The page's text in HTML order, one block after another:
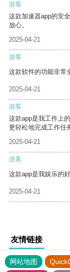
游客
这款加速器app的安
放心。
2025-04-21
游客
这款软件的功能非常
2025-04-21
游客
这款app是我工作上
更轻松地完成工作任
2025-04-21
游客
这款app是我娱乐的
2025-04-21
友情链接
网站地图